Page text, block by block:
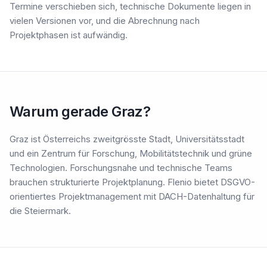
Termine verschieben sich, technische Dokumente liegen in
vielen Versionen vor, und die Abrechnung nach
Projektphasen ist aufwändig.
Warum gerade Graz?
Graz ist Österreichs zweitgrösste Stadt, Universitätsstadt
und ein Zentrum für Forschung, Mobilitätstechnik und grüne
Technologien. Forschungsnahe und technische Teams
brauchen strukturierte Projektplanung. Flenio bietet DSGVO-
orientiertes Projektmanagement mit DACH-Datenhaltung für
die Steiermark.